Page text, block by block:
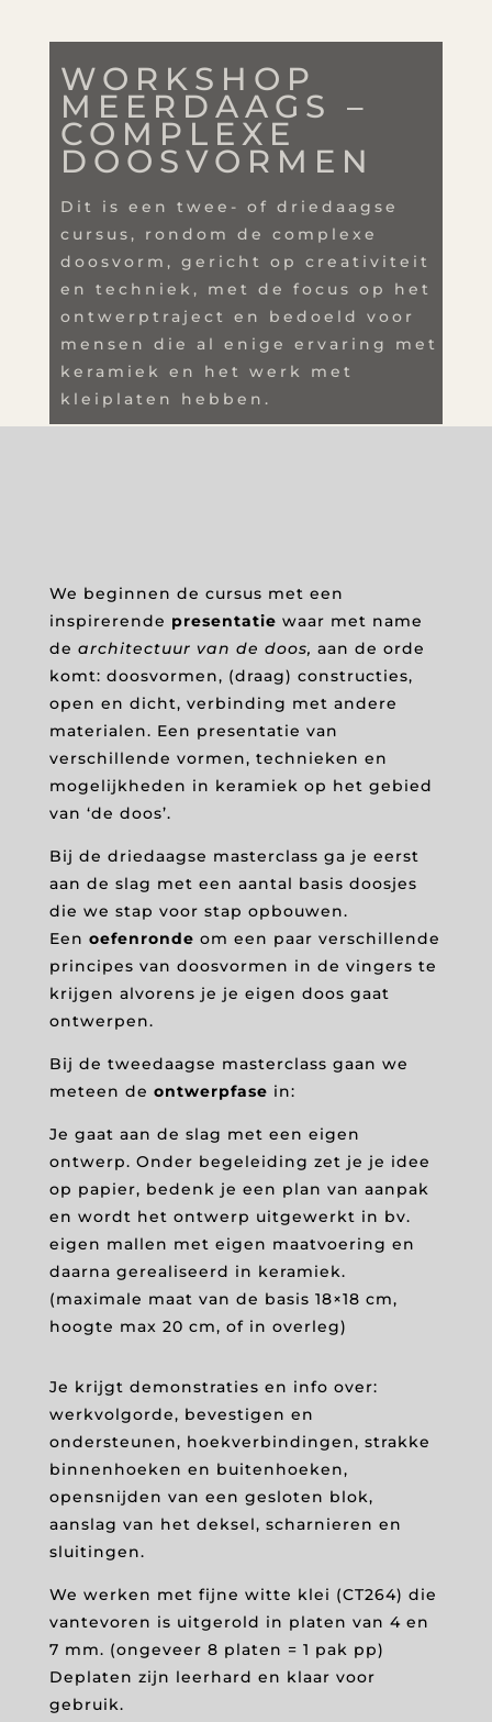
WORKSHOP
MEERDAAGS –
COMPLEXE
DOOSVORMEN
Dit is een twee- of driedaagse
cursus, rondom de complexe
doosvorm, gericht op creativiteit
en techniek, met de focus op het
ontwerptraject en bedoeld voor
mensen die al enige ervaring met
keramiek en het werk met
kleiplaten hebben.
We beginnen de cursus met een
inspirerende presentatie waar met name
de architectuur van de doos, aan de orde
komt: doosvormen, (draag) constructies,
open en dicht, verbinding met andere
materialen. Een presentatie van
verschillende vormen, technieken en
mogelijkheden in keramiek op het gebied
van ‘de doos’.
Bij de driedaagse masterclass ga je eerst
aan de slag met een aantal basis doosjes
die we stap voor stap opbouwen.
Een oefenronde om een paar verschillende
principes van doosvormen in de vingers te
krijgen alvorens je je eigen doos gaat
ontwerpen.
Bij de tweedaagse masterclass gaan we
meteen de ontwerpfase in:
Je gaat aan de slag met een eigen
ontwerp. Onder begeleiding zet je je idee
op papier, bedenk je een plan van aanpak
en wordt het ontwerp uitgewerkt in bv.
eigen mallen met eigen maatvoering en
daarna gerealiseerd in keramiek.
(maximale maat van de basis 18×18 cm,
hoogte max 20 cm, of in overleg)
Je krijgt demonstraties en info over:
werkvolgorde, bevestigen en
ondersteunen, hoekverbindingen, strakke
binnenhoeken en buitenhoeken,
opensnijden van een gesloten blok,
aanslag van het deksel, scharnieren en
sluitingen.
We werken met fijne witte klei (CT264) die
vantevoren is uitgerold in platen van 4 en
7 mm. (ongeveer 8 platen = 1 pak pp)
Deplaten zijn leerhard en klaar voor
gebruik.